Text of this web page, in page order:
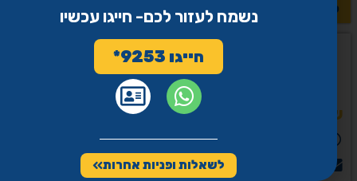
לשאלות נוספות >>
שיתוף
נשמח לעזור לכם- חייגו עכשיו
חייגו 9253*
לשאלות ופניות אחרות